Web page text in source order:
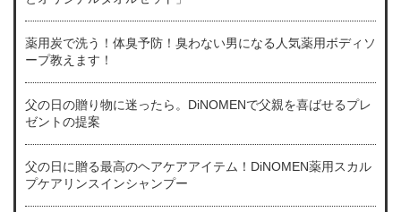
薬用炭で洗う！体臭予防！臭わない男になる人気薬用ボディソ
ープ教えます！
父の日の贈り物に迷ったら。DiNOMENで父親を喜ばせるプレ
ゼントの提案
父の日に贈る最高のヘアケアアイテム！DiNOMEN薬用スカル
プケアリンスインシャンプー